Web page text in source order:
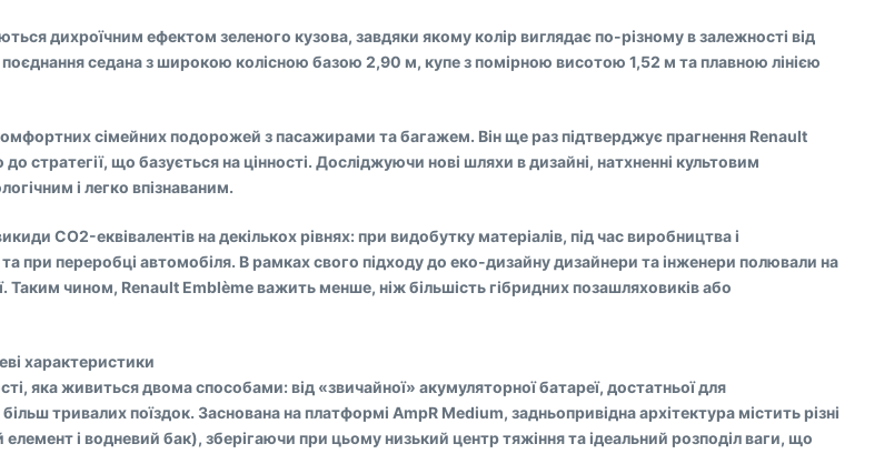
дихроїчним ефектом зеленого кузова, завдяки якому колір виглядає по-різному в залежності від
седана з широкою колісною базою 2,90 м, купе з помірною висотою 1,52 м та плавною лінією
сімейних подорожей з пасажирами та багажем. Він ще раз підтверджує прагнення Renault
стратегії, що базується на цінності. Досліджуючи нові шляхи в дизайні, натхненні культовим
і легко впізнаваним.
CO2-еквівалентів на декількох рівнях: при видобутку матеріалів, під час виробництва і
при переробці автомобіля. В рамках свого підходу до еко-дизайну дизайнери та інженери полювали на
чином, Renault Emblème важить менше, ніж більшість гібридних позашляховиків або
характеристики
яка живиться двома способами: від «звичайної» акумуляторної батареї, достатньої для
тривалих поїздок. Заснована на платформі AmpR Medium, задньопривідна архітектура містить різні
і водневий бак), зберігаючи при цьому низький центр тяжіння та ідеальний розподіл ваги, що